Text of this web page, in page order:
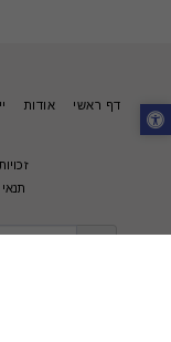
זכויות
דף ראשי אודות